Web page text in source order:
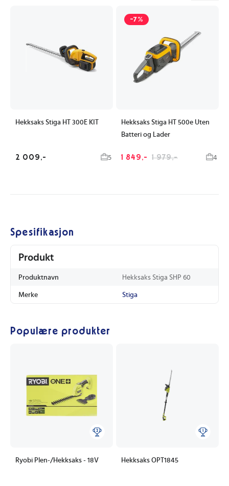
Hekksaks Stiga HT 300E KIT
2 009,- 5
-7%
Hekksaks Stiga HT 500e Uten
Batteri og Lader
1 849,- 1 979,- 4
Spesifikasjon
Produkt
Produktnavn Hekksaks Stiga SHP 60
Merke Stiga
Populære produkter
Ryobi Plen-/Hekksaks - 18V Hekksaks OPT1845